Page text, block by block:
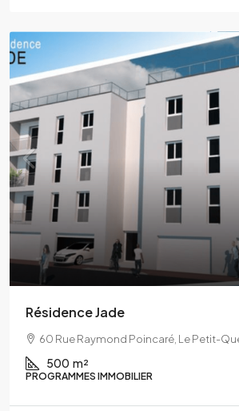
Résidence Jade
60 Rue Raymond Poincaré, Le Petit-
500 m²
PROGRAMMES IMMOBILIER